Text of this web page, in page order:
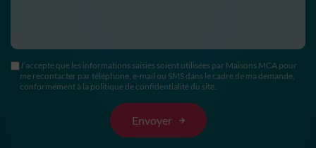
J’accepte que les informations saisies soient utilisées par Maisons MCA pour
me recontacter par téléphone, e-mail ou SMS dans le cadre de ma demande,
conformément à la politique de confidentialité du site.